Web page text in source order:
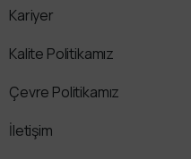
Kariyer
Kalite Politikamız
Çevre Politikamız
İletişim